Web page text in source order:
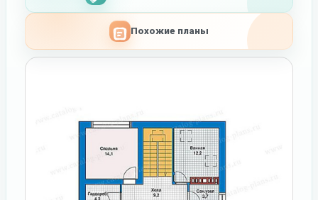
Похожие планы